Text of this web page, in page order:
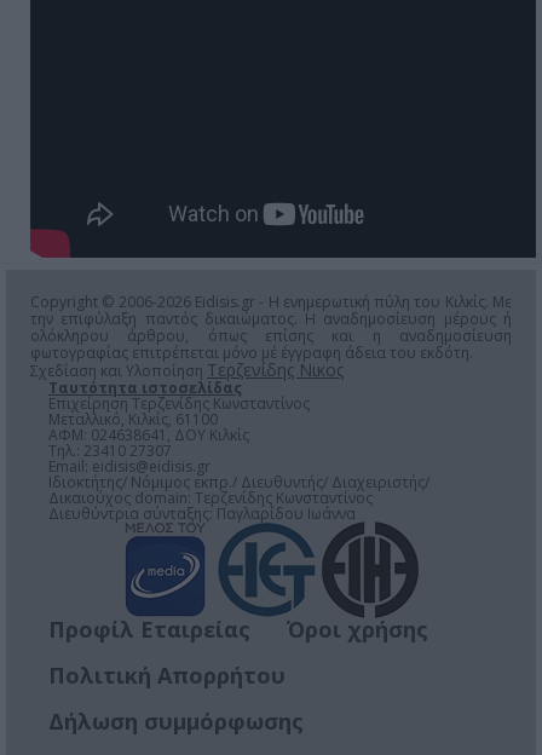
Copyright © 2006-2026 Eidisis.gr - Η ενημερωτική πύλη του Κιλκίς. Με
την επιφύλαξη παντός δικαιώματος. Η αναδημοσίευση μέρους ή
ολόκληρου άρθρου, όπως επίσης και η αναδημοσίευση
φωτογραφίας επιτρέπεται μόνο μέ έγγραφη άδεια του εκδότη.
Σχεδίαση και Υλοποίηση Τερζενίδης Νικος
Ταυτότητα ιστοσελίδας
Επιχείρηση Τερζενίδης Κωνσταντίνος
Μεταλλικό, Κιλκίς, 61100
ΑΦΜ: 024638641, ΔΟΥ Κιλκίς
Τηλ.: 23410 27307
Email: eidisis@eidisis.gr
Ιδιοκτήτης/ Νόμιμος εκπρ./ Διευθυντής/ Διαχειριστής/
Δικαιούχος domain: Τερζενίδης Κωνσταντίνος
Διευθύντρια σύνταξης: Παγλαρίδου Ιωάννα
Προφίλ Εταιρείας
Όροι χρήσης
Πολιτική Απορρήτου
Δήλωση συμμόρφωσης